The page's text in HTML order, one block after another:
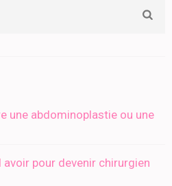
une abdominoplastie ou une
pour devenir chirurgien